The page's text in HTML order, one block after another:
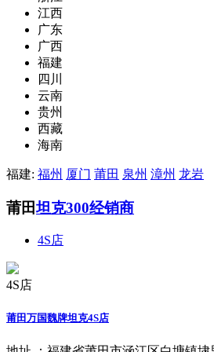
江西
广东
广西
福建
四川
云南
贵州
西藏
海南
福建: 福州 厦门 莆田 泉州 漳州 龙岩
莆田坦克300经销商
4S店
4S店
莆田万国魏牌坦克4S店